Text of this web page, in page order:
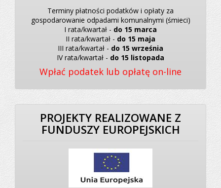
Terminy płatności podatków i opłaty za
gospodarowanie odpadami komunalnymi (śmieci)
I rata/kwartał - do 15 marca
II rata/kwartał - do 15 maja
III rata/kwartał - do 15 września
IV rata/kwartał - do 15 listopada
Wpłać podatek lub opłatę on-line
PROJEKTY REALIZOWANE Z
FUNDUSZY EUROPEJSKICH